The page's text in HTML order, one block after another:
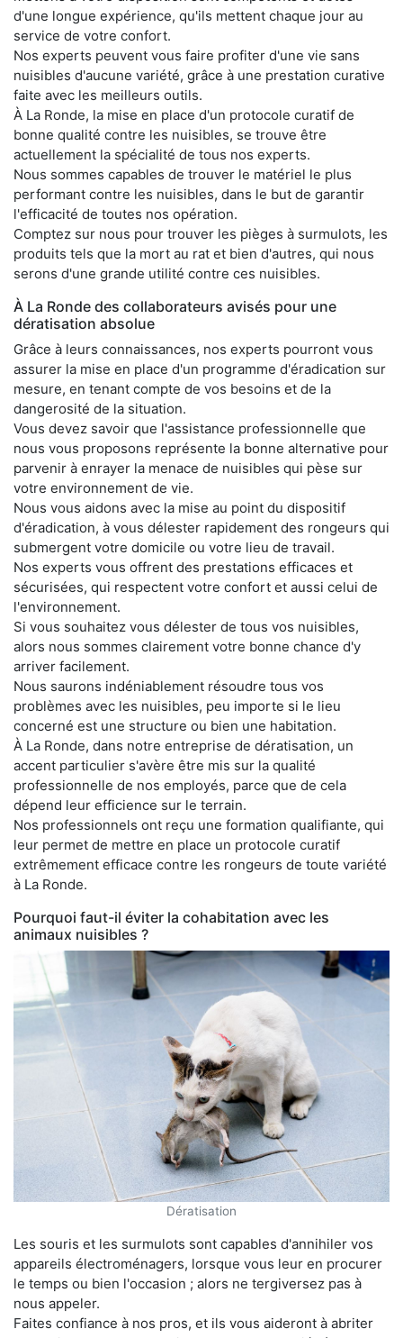
d'une longue expérience, qu'ils mettent chaque jour au
service de votre confort.
Nos experts peuvent vous faire profiter d'une vie sans
nuisibles d'aucune variété, grâce à une prestation curative
faite avec les meilleurs outils.
À La Ronde, la mise en place d'un protocole curatif de
bonne qualité contre les nuisibles, se trouve être
actuellement la spécialité de tous nos experts.
Nous sommes capables de trouver le matériel le plus
performant contre les nuisibles, dans le but de garantir
l'efficacité de toutes nos opération.
Comptez sur nous pour trouver les pièges à surmulots, les
produits tels que la mort au rat et bien d'autres, qui nous
serons d'une grande utilité contre ces nuisibles.
À La Ronde des collaborateurs avisés pour une
dératisation absolue
Grâce à leurs connaissances, nos experts pourront vous
assurer la mise en place d'un programme d'éradication sur
mesure, en tenant compte de vos besoins et de la
dangerosité de la situation.
Vous devez savoir que l'assistance professionnelle que
nous vous proposons représente la bonne alternative pour
parvenir à enrayer la menace de nuisibles qui pèse sur
votre environnement de vie.
Nous vous aidons avec la mise au point du dispositif
d'éradication, à vous délester rapidement des rongeurs qui
submergent votre domicile ou votre lieu de travail.
Nos experts vous offrent des prestations efficaces et
sécurisées, qui respectent votre confort et aussi celui de
l'environnement.
Si vous souhaitez vous délester de tous vos nuisibles,
alors nous sommes clairement votre bonne chance d'y
arriver facilement.
Nous saurons indéniablement résoudre tous vos
problèmes avec les nuisibles, peu importe si le lieu
concerné est une structure ou bien une habitation.
À La Ronde, dans notre entreprise de dératisation, un
accent particulier s'avère être mis sur la qualité
professionnelle de nos employés, parce que de cela
dépend leur efficience sur le terrain.
Nos professionnels ont reçu une formation qualifiante, qui
leur permet de mettre en place un protocole curatif
extrêmement efficace contre les rongeurs de toute variété
à La Ronde.
Pourquoi faut-il éviter la cohabitation avec les
animaux nuisibles ?
Dératisation
Les souris et les surmulots sont capables d'annihiler vos
appareils électroménagers, lorsque vous leur en procurer
le temps ou bien l'occasion ; alors ne tergiversez pas à
nous appeler.
Faites confiance à nos pros, et ils vous aideront à abriter